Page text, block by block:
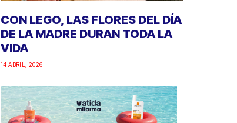
CON LEGO, LAS FLORES DEL DÍA
DE LA MADRE DURAN TODA LA
VIDA
14 ABRIL, 2026